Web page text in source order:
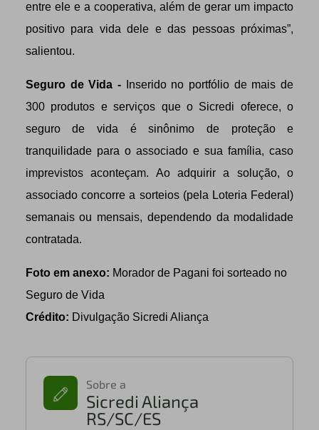
entre ele e a cooperativa, além de gerar um impacto
positivo para vida dele e das pessoas próximas”,
salientou.
Seguro de Vida -Inserido no portfólio de mais de
300 produtos e serviços que o Sicredi oferece, o
seguro de vida é sinônimo de proteção e
tranquilidade para o associado e sua família, caso
imprevistos aconteçam. Ao adquirir a solução, o
associado concorre a sorteios (pela Loteria Federal)
semanais ou mensais, dependendo da modalidade
contratada.
Foto em anexo: Morador de Pagani foi sorteado no
Seguro de Vida
Crédito: Divulgação Sicredi Aliança
Sobre a
Sicredi Aliança
RS/SC/ES